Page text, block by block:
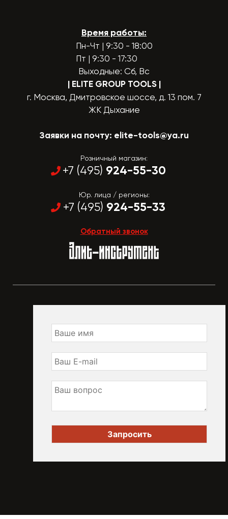
Время работы:
Пн-Чт | 9:30 - 18:00
Пт | 9:30 - 17:30
Выходные: Сб, Вс
| ELITE GROUP TOOLS |
г. Москва, Дмитровское шоссе, д. 13 пом. 7
ЖК Дыхание
Заявки на почту: elite-tools@ya.ru
Розничный магазин:
+7 (495) 924-55-30
Юр. лица / регионы:
+7 (495) 924-55-33
Обратный звонок